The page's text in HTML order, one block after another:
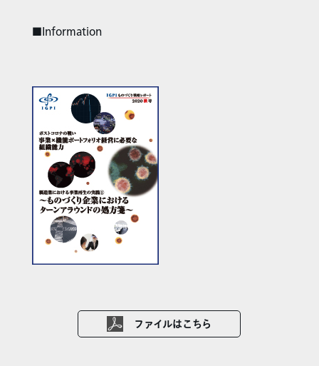
■Information
ファイルはこちら